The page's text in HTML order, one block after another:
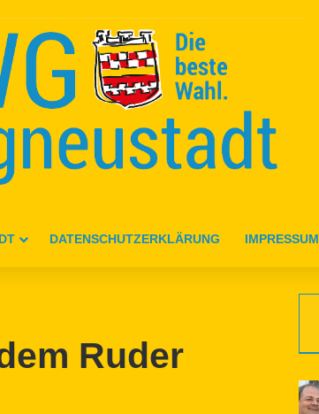
DATENSCHUTZERKLÄRUNG IMPRESSUM
Ruder